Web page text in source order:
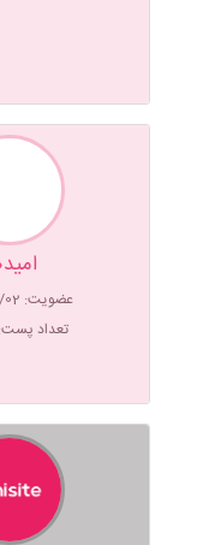
امید50
عضویت: 1394/02/02
تعداد پست: